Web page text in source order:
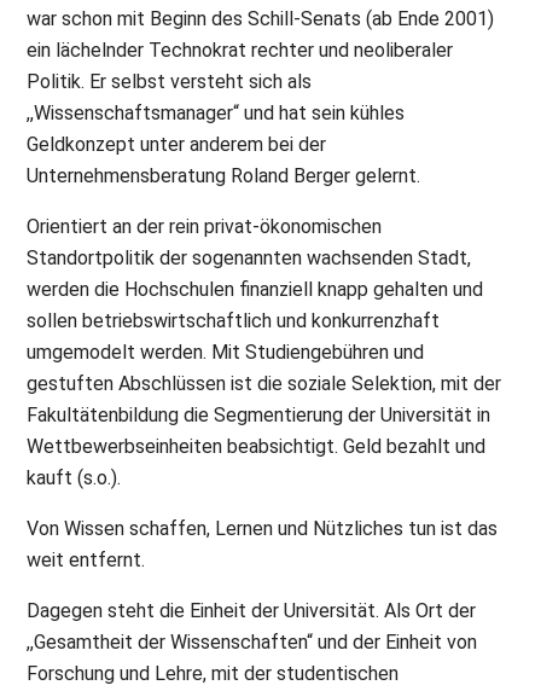
war schon mit Beginn des Schill-Senats (ab Ende 2001)
ein lächelnder Technokrat rechter und neoliberaler
Politik. Er selbst versteht sich als
,,Wissenschaftsmanager“ und hat sein kühles
Geldkonzept unter anderem bei der
Unternehmensberatung Roland Berger gelernt.
Orientiert an der rein privat-ökonomischen
Standortpolitik der sogenannten wachsenden Stadt,
werden die Hochschulen finanziell knapp gehalten und
sollen betriebswirtschaftlich und konkurrenzhaft
umgemodelt werden. Mit Studiengebühren und
gestuften Abschlüssen ist die soziale Selektion, mit der
Fakultätenbildung die Segmentierung der Universität in
Wettbewerbseinheiten beabsichtigt. Geld bezahlt und
kauft (s.o.).
Von Wissen schaffen, Lernen und Nützliches tun ist das
weit entfernt.
Dagegen steht die Einheit der Universität. Als Ort der
,,Gesamtheit der Wissenschaften“ und der Einheit von
Forschung und Lehre, mit der studentischen